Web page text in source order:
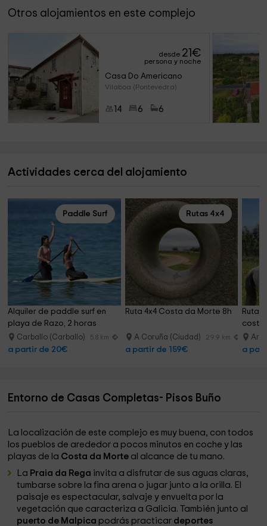
Otros alojamientos en este complejo
desde 21€
persona y noche
Casa Do Americano
Vilaboa (Pontevedra)
14 6 6
Actividades cerca del alojamiento
Paddle Surf
Alquiler de paddle surf en
playa de Razo, 2 horas
Carballo (Carballo) 5.8 km
a partir de 20€
Rutas 4x4
Ruta 4x4 Costa da Morte 8h
A Coruña (Ciudad) 29.9 km
a partir de 159€
Ruta
costa
a
Entorno de Casas Completas- Pisos Buño
La localización de este complejo es muy buena, con todos
los pueblos de arededor a pocos minutos en coche y las
playas de la Costa da Morte al alcance de tu mano.
La Praia da Rega invita a disfrutar de sus aguas claras,
tumbarse sobre la fina arena o jugar junto a la orilla. El
paisaje es espectacular, salvaje y envuelta por la
vegetación que caracteriza a Galicia. También junto al
puerto de Malpica podrás practicar deportes